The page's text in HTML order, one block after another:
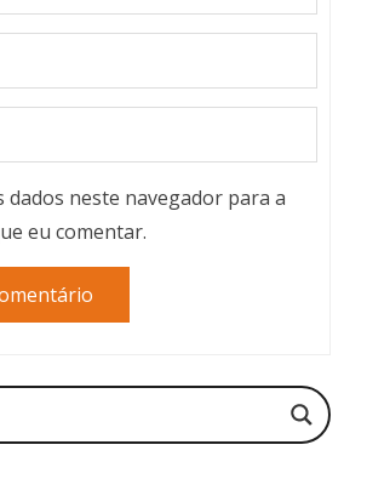
dados neste navegador para a
eu comentar.